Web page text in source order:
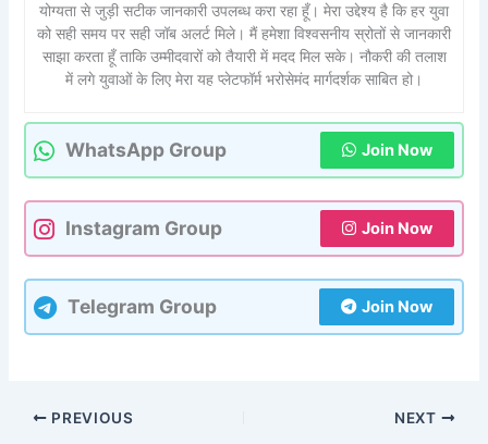
योग्यता से जुड़ी सटीक जानकारी उपलब्ध करा रहा हूँ। मेरा उद्देश्य है कि हर युवा
को सही समय पर सही जॉब अलर्ट मिले। मैं हमेशा विश्वसनीय स्रोतों से जानकारी
साझा करता हूँ ताकि उम्मीदवारों को तैयारी में मदद मिल सके। नौकरी की तलाश
में लगे युवाओं के लिए मेरा यह प्लेटफॉर्म भरोसेमंद मार्गदर्शक साबित हो।
WhatsApp Group Join Now
Instagram Group Join Now
Telegram Group Join Now
PREVIOUS NEXT